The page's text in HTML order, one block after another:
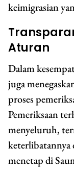
keimigrasian
Aturan
Dalam
juga
proses
Pemeriksaan
menyeluruh,
keterlibatannya
menetap di